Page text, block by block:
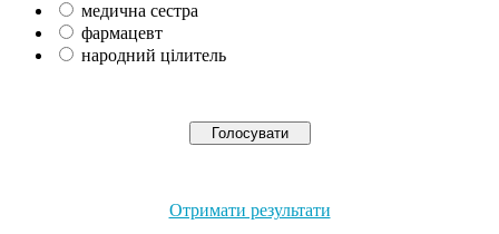
медична сестра
фармацевт
народний цілитель
Отримати результати